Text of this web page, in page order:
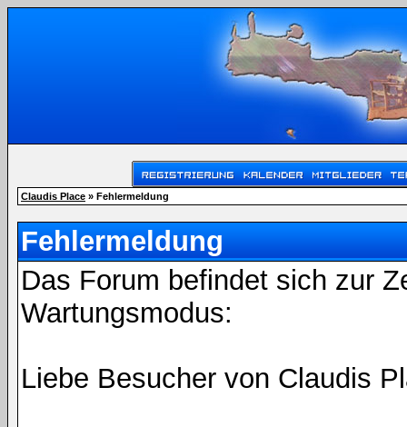
Claudis Place » Fehlermeldung
Fehlermeldung
Das Forum befindet sich zur
Wartungsmodus:
Liebe Besucher von Claudis